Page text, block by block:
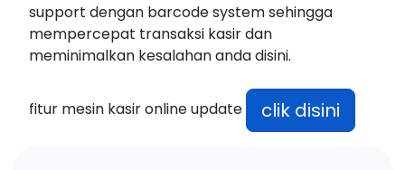
support dengan barcode system sehingga
mempercepat transaksi kasir dan
meminimalkan kesalahan anda disini.
fitur mesin kasir online update clik disini